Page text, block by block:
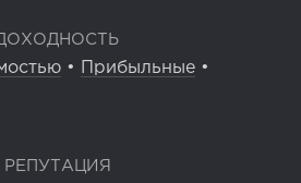
• Прибыльные •